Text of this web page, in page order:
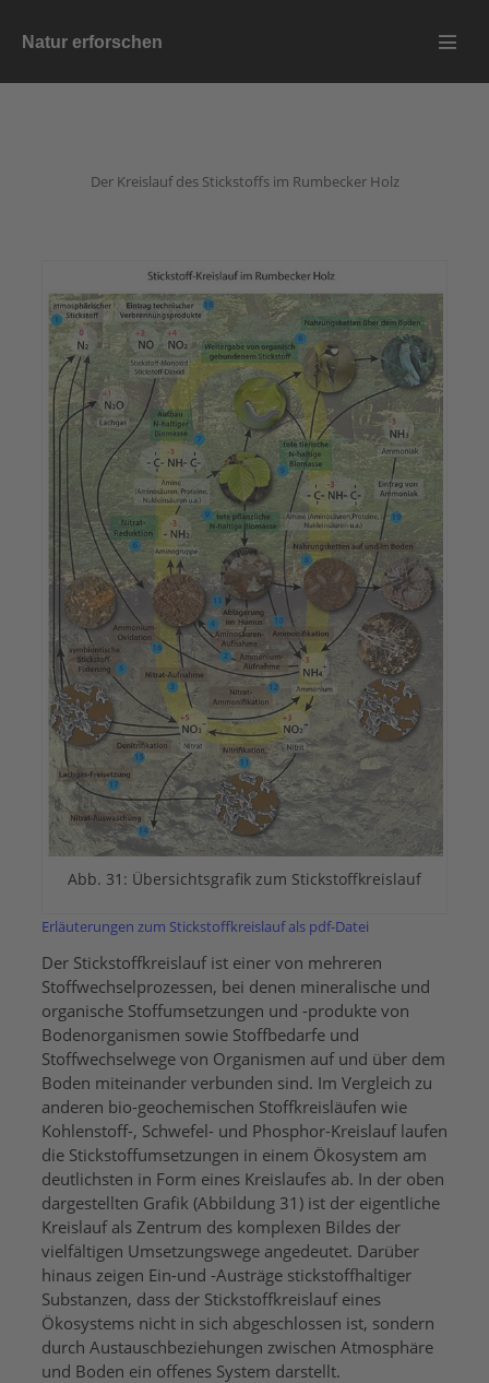
InhaltNatur erforschen
Der Kreislauf des Stickstoffs im Rumbecker Holz
Abb. 31: Übersichtsgrafik zum Stickstoffkreislauf
Erläuterungen zum Stickstoffkreislauf als pdf-Datei
Der Stickstoffkreislauf ist einer von mehreren
Stoffwechselprozessen, bei denen mineralische und
organische Stoffumsetzungen und -produkte von
Bodenorganismen sowie Stoffbedarfe und
Stoffwechselwege von Organismen auf und über dem
Boden miteinander verbunden sind. Im Vergleich zu
anderen bio-geochemischen Stoffkreisläufen wie
Kohlenstoff-, Schwefel- und Phosphor-Kreislauf laufen
die Stickstoffumsetzungen in einem Ökosystem am
deutlichsten in Form eines Kreislaufes ab. In der oben
dargestellten Grafik (Abbildung 31) ist der eigentliche
Kreislauf als Zentrum des komplexen Bildes der
vielfältigen Umsetzungswege angedeutet. Darüber
hinaus zeigen Ein-und -Austräge stickstoffhaltiger
Substanzen, dass der Stickstoffkreislauf eines
Ökosystems nicht in sich abgeschlossen ist, sondern
durch Austauschbeziehungen zwischen Atmosphäre
und Boden ein offenes System darstellt.